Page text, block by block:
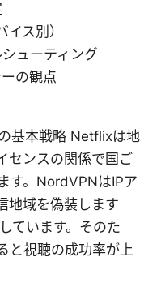
ス別）
ューティング
の観点
基本戦略 Netflixは地
センスの関係で国ご
す。NordVPNはIPア
地域を偽装します
ています。そのた
と視聴の成功率が上